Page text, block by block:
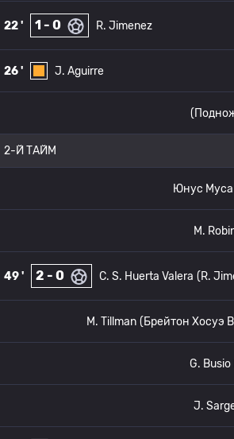
22 ' 1 - 0 R. Jimenez
26 ' J. Aguirre
2-Й ТАЙМ
Юнус Муса
M.
49 ' 2 - 0 C. S. Huerta Valera (R.
(Брейтон Хосуэ
M. Tillman
G. Busio
J.